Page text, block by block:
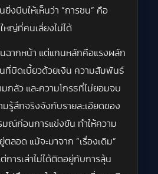
งบีบให้เห็นว่า “การชน” คือ
หญ่ที่คนเลี่ยงไม่ได้
นฉากหน้า แต่แกนหลักคือแรงผลัก
ที่บิดเบี้ยวด้วยเงิน ความสัมพันธ์
กลัว และความโกรธที่ไม่ยอมจบ
มรู้สึกจริงจังกับรายละเอียดของ
มณ์ก่อนการแข่งขัน ทำให้ความ
ลอด แม้จะมาจาก “เรื่องเดิม”
การเล่าไม่ได้ติดอยู่กับการลุ้น